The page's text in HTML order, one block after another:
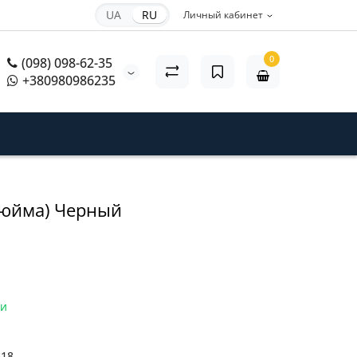
Личный кабинет
UA RU
(098) 098-62-35
+380980986235
0
Черный